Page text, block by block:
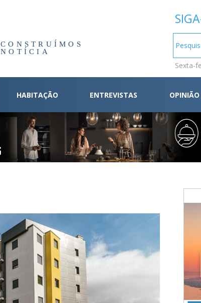
CONSTRUÍMOS
NOTÍCIA
Sexta-
HABITAÇÃO ENTREVISTAS OPINIÃO